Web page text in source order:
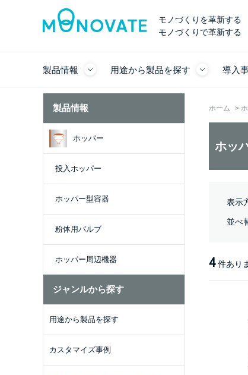
モノづくりを革新する
モノづくりで革新する
製品情報 用途から製品を探す 導入
製品情報
ホッパー
投入ホッパー
ホッパー型容器
粉体用バルブ
ホッパー周辺機器
ジャンルから探す
用途から製品を探す
カスタマイズ事例
ホーム >
ホッ
表示
並べ
4 件あり